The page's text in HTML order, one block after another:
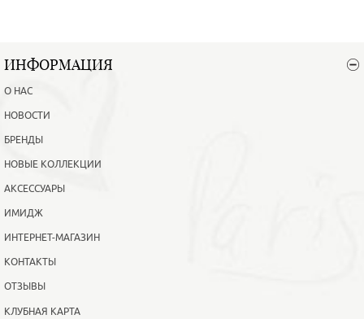
ИНФОРМАЦИЯ
О НАС
НОВОСТИ
БРЕНДЫ
НОВЫЕ КОЛЛЕКЦИИ
АКСЕССУАРЫ
ИМИДЖ
ИНТЕРНЕТ-МАГАЗИН
КОНТАКТЫ
ОТЗЫВЫ
КЛУБНАЯ КАРТА